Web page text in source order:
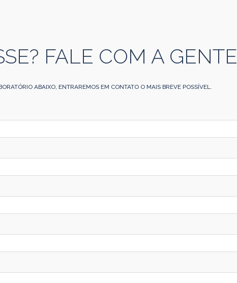
FALE COM A GENTE
ABAIXO, ENTRAREMOS EM CONTATO O MAIS BREVE POSSÍVEL.